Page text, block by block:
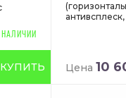
НАЛИЧИИ
КУПИТЬ Цена 10